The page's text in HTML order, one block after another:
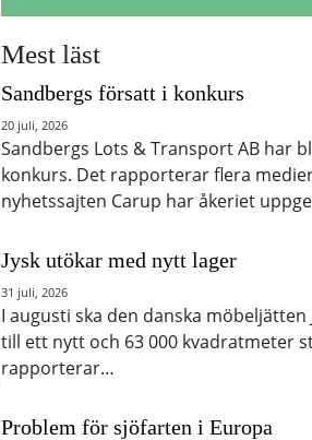
Mest läst
Sandbergs försatt i konkurs
20 juli, 2026
Sandbergs Lots & Transport AB har
konkurs. Det rapporterar flera
nyhetssajten Carup har åkeriet
Jysk utökar med nytt lager
31 juli, 2026
I augusti ska den danska möbeljätten
till ett nytt och 63 000 kvadratmeter
rapporterar…
Problem för sjöfarten i Europa